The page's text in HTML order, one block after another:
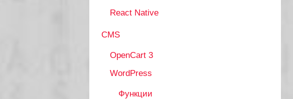
React Native
CMS
OpenCart 3
WordPress
Функции